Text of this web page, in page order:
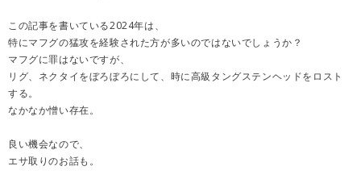
この記事を書いている2024年は、
特にマフグの猛攻を経験された方が多いのではないでしょうか？
マフグに罪はないですが、
リグ、ネクタイをぼろぼろにして、時に高級タングステンヘッドをロスト
する。
なかなか憎い存在。
良い機会なので、
エサ取りのお話も。